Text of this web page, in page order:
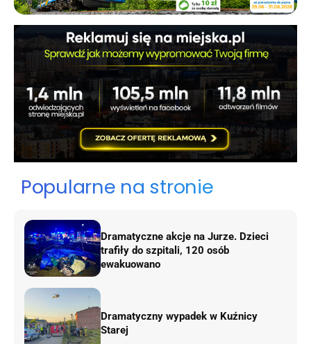
Popularne na stronie
Dramatyczne akcje na Jurze. Dzieci
trafiły do szpitali, 120 osób
ewakuowano
Dramatyczny wypadek w Kuźnicy
Starej